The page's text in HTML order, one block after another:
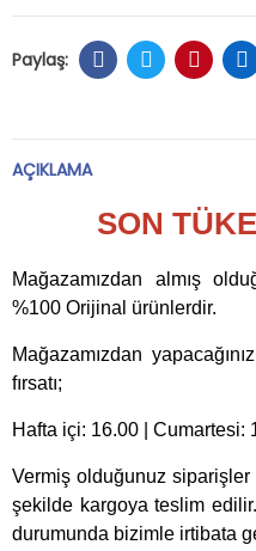
AÇIKLAMA
SON
Mağazamızdan almış
%100 Orijinal ürünlerdir.
Mağazamızdan
fırsatı;
Hafta içi: 16.00 | Cumartesi:
Vermiş olduğunuz siparişler
şekilde kargoya teslim
durumunda bizimle irtibata